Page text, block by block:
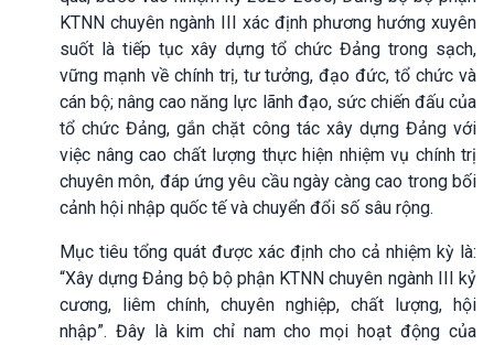
KTNN chuyên ngành III xác định phương hướng xuyên
suốt là tiếp tục xây dựng tổ chức Đảng trong sạch,
vững mạnh về chính trị, tư tưởng, đạo đức, tổ chức và
cán bộ; nâng cao năng lực lãnh đạo, sức chiến đấu của
tổ chức Đảng, gắn chặt công tác xây dựng Đảng với
việc nâng cao chất lượng thực hiện nhiệm vụ chính trị
chuyên môn, đáp ứng yêu cầu ngày càng cao trong bối
cảnh hội nhập quốc tế và chuyển đổi số sâu rộng.
Mục tiêu tổng quát được xác định cho cả nhiệm kỳ là:
“Xây dựng Đảng bộ bộ phận KTNN chuyên ngành III kỷ
cương, liêm chính, chuyên nghiệp, chất lượng, hội
nhập”. Đây là kim chỉ nam cho mọi hoạt động của